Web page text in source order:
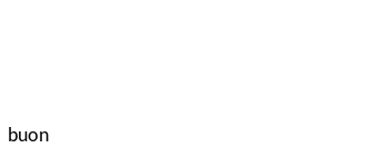
buon